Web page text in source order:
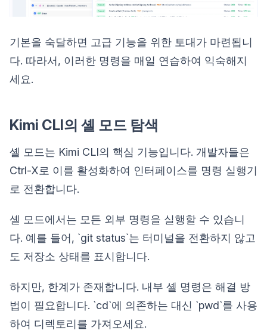
기본을 숙달하면 고급 기능을 위한 토대가 마련됩니
다. 따라서, 이러한 명령을 매일 연습하여 익숙해지
세요.
Kimi CLI의 셸 모드 탐색
셸 모드는 Kimi CLI의 핵심 기능입니다. 개발자들은
Ctrl-X로 이를 활성화하여 인터페이스를 명령 실행기
로 전환합니다.
셸 모드에서는 모든 외부 명령을 실행할 수 있습니
다. 예를 들어, `git status`는 터미널을 전환하지 않고
도 저장소 상태를 표시합니다.
하지만, 한계가 존재합니다. 내부 셸 명령은 해결 방
법이 필요합니다. `cd`에 의존하는 대신 `pwd`를 사용
하여 디렉토리를 가져오세요.